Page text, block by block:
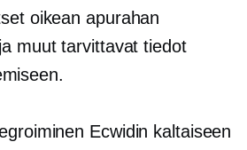
oikean apurahan
muut tarvittavat tiedot
Ecwidin kaltaiseen